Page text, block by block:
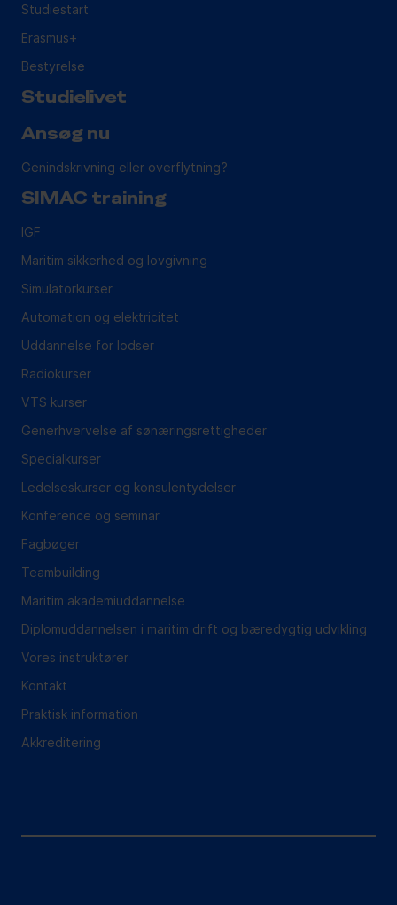
Studiestart
Erasmus+
Bestyrelse
Studielivet
Ansøg nu
Genindskrivning eller overflytning?
SIMAC training
IGF
Maritim sikkerhed og lovgivning
Simulatorkurser
Automation og elektricitet
Uddannelse for lodser
Radiokurser
VTS kurser
Generhvervelse af sønæringsrettigheder
Specialkurser
Ledelseskurser og konsulentydelser
Konference og seminar
Fagbøger
Teambuilding
Maritim akademiuddannelse
Diplomuddannelsen i maritim drift og bæredygtig udvikling
Vores instruktører
Kontakt
Praktisk information
Akkreditering